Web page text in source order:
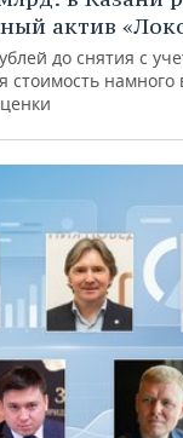
актив
до снятия с
стоимость